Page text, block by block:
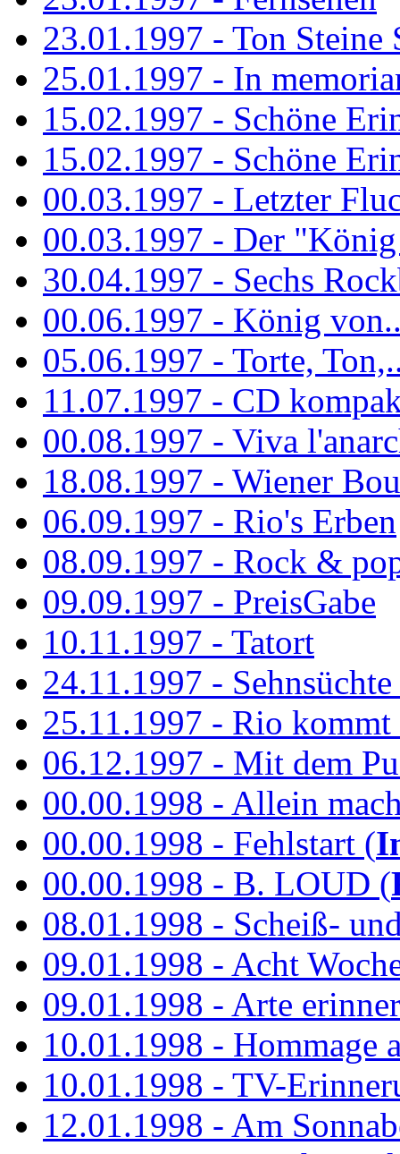
23.01.1997 - Ton Steine
25.01.1997 - In
15.02.1997 - Schöne
15.02.1997 - Schöne
00.03.1997 - Letzter
00.03.1997 - Der
30.04.1997 - Sechs
00.06.1997 - König
05.06.1997 - Torte,
11.07.1997 - CD
00.08.1997 - Viva
18.08.1997 - Wiener
06.09.1997 - Rio's Erben
08.09.1997 - Rock &
09.09.1997 - PreisGabe
10.11.1997 - Tatort
24.11.1997 -
25.11.1997 - Rio kommt
06.12.1997 - Mit dem
00.00.1998 - Allein
00.00.1998 - Fehlstart (
00.00.1998 - B. LOUD (
08.01.1998 - Scheiß-
09.01.1998 - Acht
09.01.1998 - Arte
10.01.1998 - Hommage
10.01.1998 - TV-
12.01.1998 - Am